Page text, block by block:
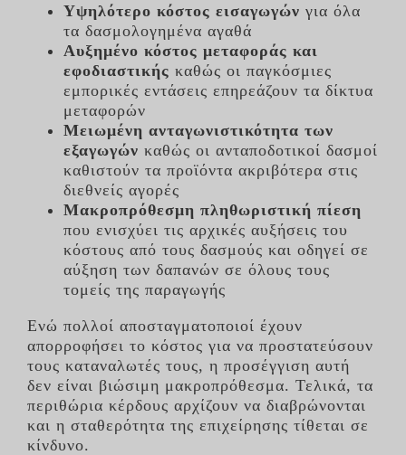
Υψηλότερο κόστος εισαγωγών για όλα
τα δασμολογημένα αγαθά
Αυξημένο κόστος μεταφοράς και
εφοδιαστικής καθώς οι παγκόσμιες
εμπορικές εντάσεις επηρεάζουν τα δίκτυα
μεταφορών
Μειωμένη ανταγωνιστικότητα των
εξαγωγών καθώς οι ανταποδοτικοί δασμοί
καθιστούν τα προϊόντα ακριβότερα στις
διεθνείς αγορές
Μακροπρόθεσμη πληθωριστική πίεση
που ενισχύει τις αρχικές αυξήσεις του
κόστους από τους δασμούς και οδηγεί σε
αύξηση των δαπανών σε όλους τους
τομείς της παραγωγής
Ενώ πολλοί αποσταγματοποιοί έχουν
απορροφήσει το κόστος για να προστατεύσουν
τους καταναλωτές τους, η προσέγγιση αυτή
δεν είναι βιώσιμη μακροπρόθεσμα. Τελικά, τα
περιθώρια κέρδους αρχίζουν να διαβρώνονται
και η σταθερότητα της επιχείρησης τίθεται σε
κίνδυνο.